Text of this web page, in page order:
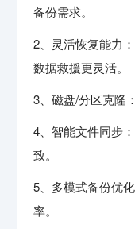
备份需求。
2、灵活恢复能力
数据救援更灵活。
3、磁盘/分区克隆
4、智能文件同步
致。
5、多模式备份优
率。